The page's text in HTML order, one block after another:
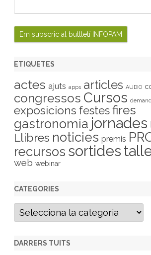
ETIQUETES
actes ajuts apps articles AUDIO
congressos Cursos
exposicions festesfires
gastronomia jornades
Llibres noticies premis
recursos sortides
web webinar
CATEGORIES
C
t
g
DARRERS TUITS